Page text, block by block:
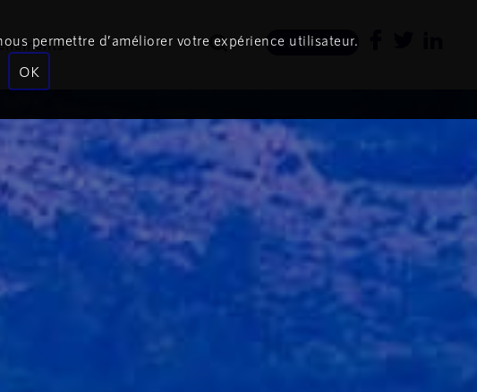
Newsletter
permettre d’améliorer votre expérience utilisateur.
OK